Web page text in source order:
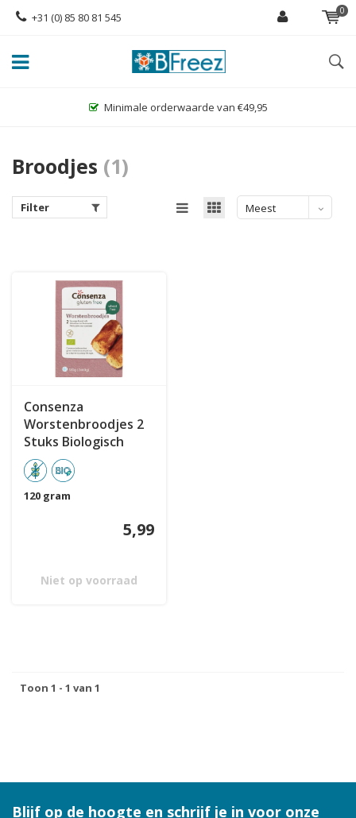
+31 (0) 85 80 81 545 0
Minimale orderwaarde van €49,95
Broodjes (1)
Filter
Meest
Consenza
Worstenbroodjes 2
Stuks Biologisch
120 gram
5,99
Niet op voorraad
Toon 1 - 1 van 1
Blijf op de hoogte en schrijf je in voor onze